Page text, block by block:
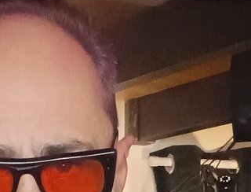
delle radio indipendenti di tutta Europa. In quel momento, quando
Piero ha lasciato scivolare tra le mie mani questo premio, ho